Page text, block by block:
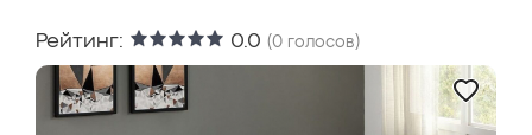
Рейтинг: 0.0 (0 голосов)